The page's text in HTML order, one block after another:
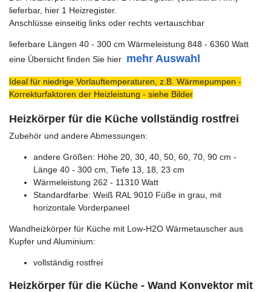
lieferbar, hier 1 Heizregister.
Anschlüsse einseitig links oder rechts vertauschbar
lieferbare Längen 40 - 300 cm Wärmeleistung 848 - 6360 Watt
eine Übersicht finden Sie hier mehr Auswahl
Ideal für niedrige Vorlauftemperaturen, z.B. Wärmepumpen -
Korrekturfaktoren der Heizleistung - siehe Bilder
Heizkörper für die Küche vollständig rostfrei
Zubehör und andere Abmessungen:
andere Größen: Höhe 20, 30, 40, 50, 60, 70, 90 cm -
Länge 40 - 300 cm, Tiefe 13, 18, 23 cm
Wärmeleistung 262 - 11310 Watt
Standardfarbe: Weiß RAL 9010 Füße in grau, mit
horizontale Vorderpaneel
Wandheizkörper für Küche mit Low-H2O Wärmetauscher aus
Kupfer und Aluminium:
vollständig rostfrei
Heizkörper für die Küche - Wand Konvektor mit